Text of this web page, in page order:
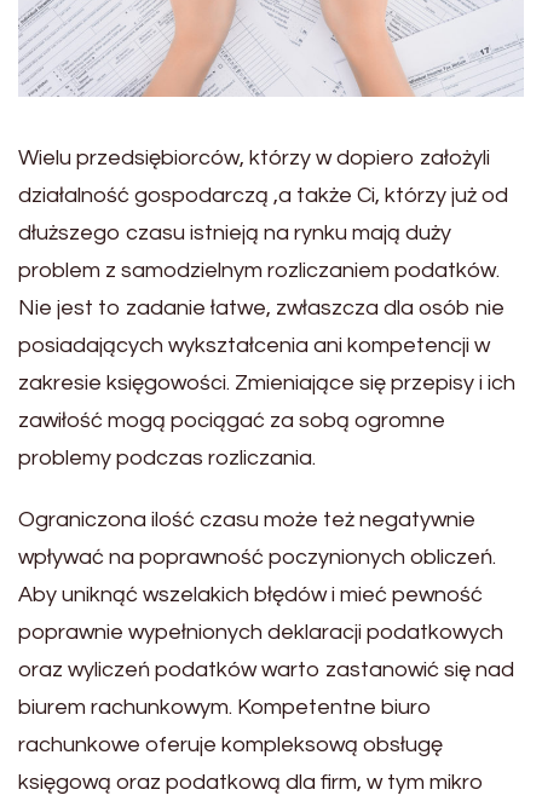
Wielu przedsiębiorców, którzy w dopiero założyli
działalność gospodarczą ,a także Ci, którzy już od
dłuższego czasu istnieją na rynku mają duży
problem z samodzielnym rozliczaniem podatków.
Nie jest to zadanie łatwe, zwłaszcza dla osób nie
posiadających wykształcenia ani kompetencji w
zakresie księgowości. Zmieniające się przepisy i ich
zawiłość mogą pociągać za sobą ogromne
problemy podczas rozliczania.
Ograniczona ilość czasu może też negatywnie
wpływać na poprawność poczynionych obliczeń.
Aby uniknąć wszelakich błędów i mieć pewność
poprawnie wypełnionych deklaracji podatkowych
oraz wyliczeń podatków warto zastanowić się nad
biurem rachunkowym. Kompetentne biuro
rachunkowe oferuje kompleksową obsługę
księgową oraz podatkową dla firm, w tym mikro